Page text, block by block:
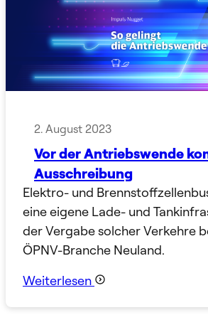
2. August 2023
Vor der Antriebswende
Ausschreibung
Elektro- und
eine eigene Lade- und
der Vergabe solcher Verkehre
ÖPNV-Branche Neuland.
Weiterlesen